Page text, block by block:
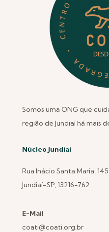
Somos uma ONG que
região de Jundiaí há mais
Núcleo Jundiaí
Rua Inácio Santa Maria,
Jundiaí-SP, 13216-762
E-Mail
coati@coati.org.br